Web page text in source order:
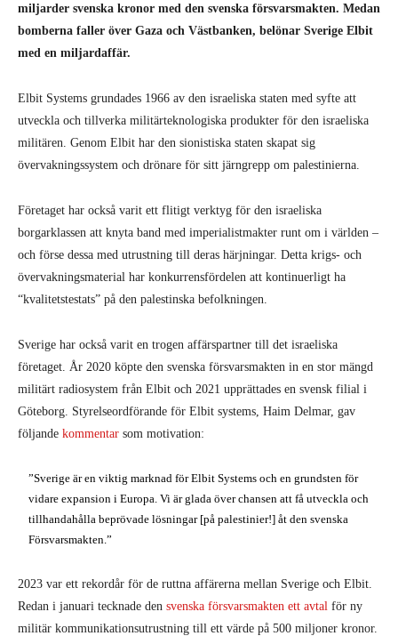
miljarder svenska kronor med den svenska försvarsmakten. Medan
bomberna faller över Gaza och Västbanken, belönar Sverige Elbit
med en miljardaffär.
Elbit Systems grundades 1966 av den israeliska staten med syfte att
utveckla och tillverka militärteknologiska produkter för den israeliska
militären. Genom Elbit har den sionistiska staten skapat sig
övervakningssystem och drönare för sitt järngrepp om palestinierna.
Företaget har också varit ett flitigt verktyg för den israeliska
borgarklassen att knyta band med imperialistmakter runt om i världen –
och förse dessa med utrustning till deras härjningar. Detta krigs- och
övervakningsmaterial har konkurrensfördelen att kontinuerligt ha
“kvalitetstestats” på den palestinska befolkningen.
Sverige har också varit en trogen affärspartner till det israeliska
företaget. År 2020 köpte den svenska försvarsmakten in en stor mängd
militärt radiosystem från Elbit och 2021 upprättades en svensk filial i
Göteborg. Styrelseordförande för Elbit systems, Haim Delmar, gav
följande kommentar som motivation:
”Sverige är en viktig marknad för Elbit Systems och en grundsten för
vidare expansion i Europa. Vi är glada över chansen att få utveckla och
tillhandahålla beprövade lösningar [på palestinier!] åt den svenska
Försvarsmakten.”
2023 var ett rekordår för de ruttna affärerna mellan Sverige och Elbit.
Redan i januari tecknade den svenska försvarsmakten ett avtal för ny
militär kommunikationsutrustning till ett värde på 500 miljoner kronor.